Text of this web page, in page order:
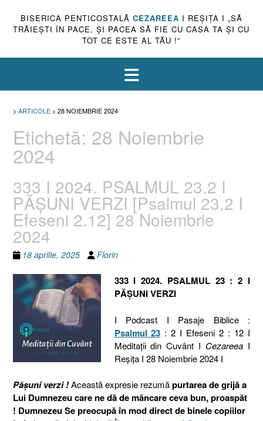
BISERICA PENTICOSTALĂ CEZAREEA I REŞIŢA I „SĂ
TRĂIEŞTI ÎN PACE, ŞI PACEA SĂ FIE CU CASA TA ŞI CU
TOT CE ESTE AL TĂU !”
> ARTICOLE > 28 NOIEMBRIE 2024
Etichetă: 28 Noiembrie
2024
333 I 2024. PSALMUL 23.2 I
PĂȘUNI VERZI [Psalmul 23.2 I
Efeseni 2.12] 28 Noiembrie
2024
18 aprilie, 2025 Florin
333 I 2024. PSALMUL 23 : 2 I
PĂȘUNI VERZI
I Podcast I Pasaje Biblice :
Psalmul 23 : 2 I Efeseni 2 : 12 I
Meditaţii din Cuvânt I Cezareea I
Reşiţa I 28 Noiembrie 2024 I
Pășuni verzi !Această expresie rezumăpurtarea de grijă a
Lui Dumnezeu care ne dă de mâncare ceva bun, proaspăt
! Dumnezeu Se preocupă în mod direct de binele copiilor